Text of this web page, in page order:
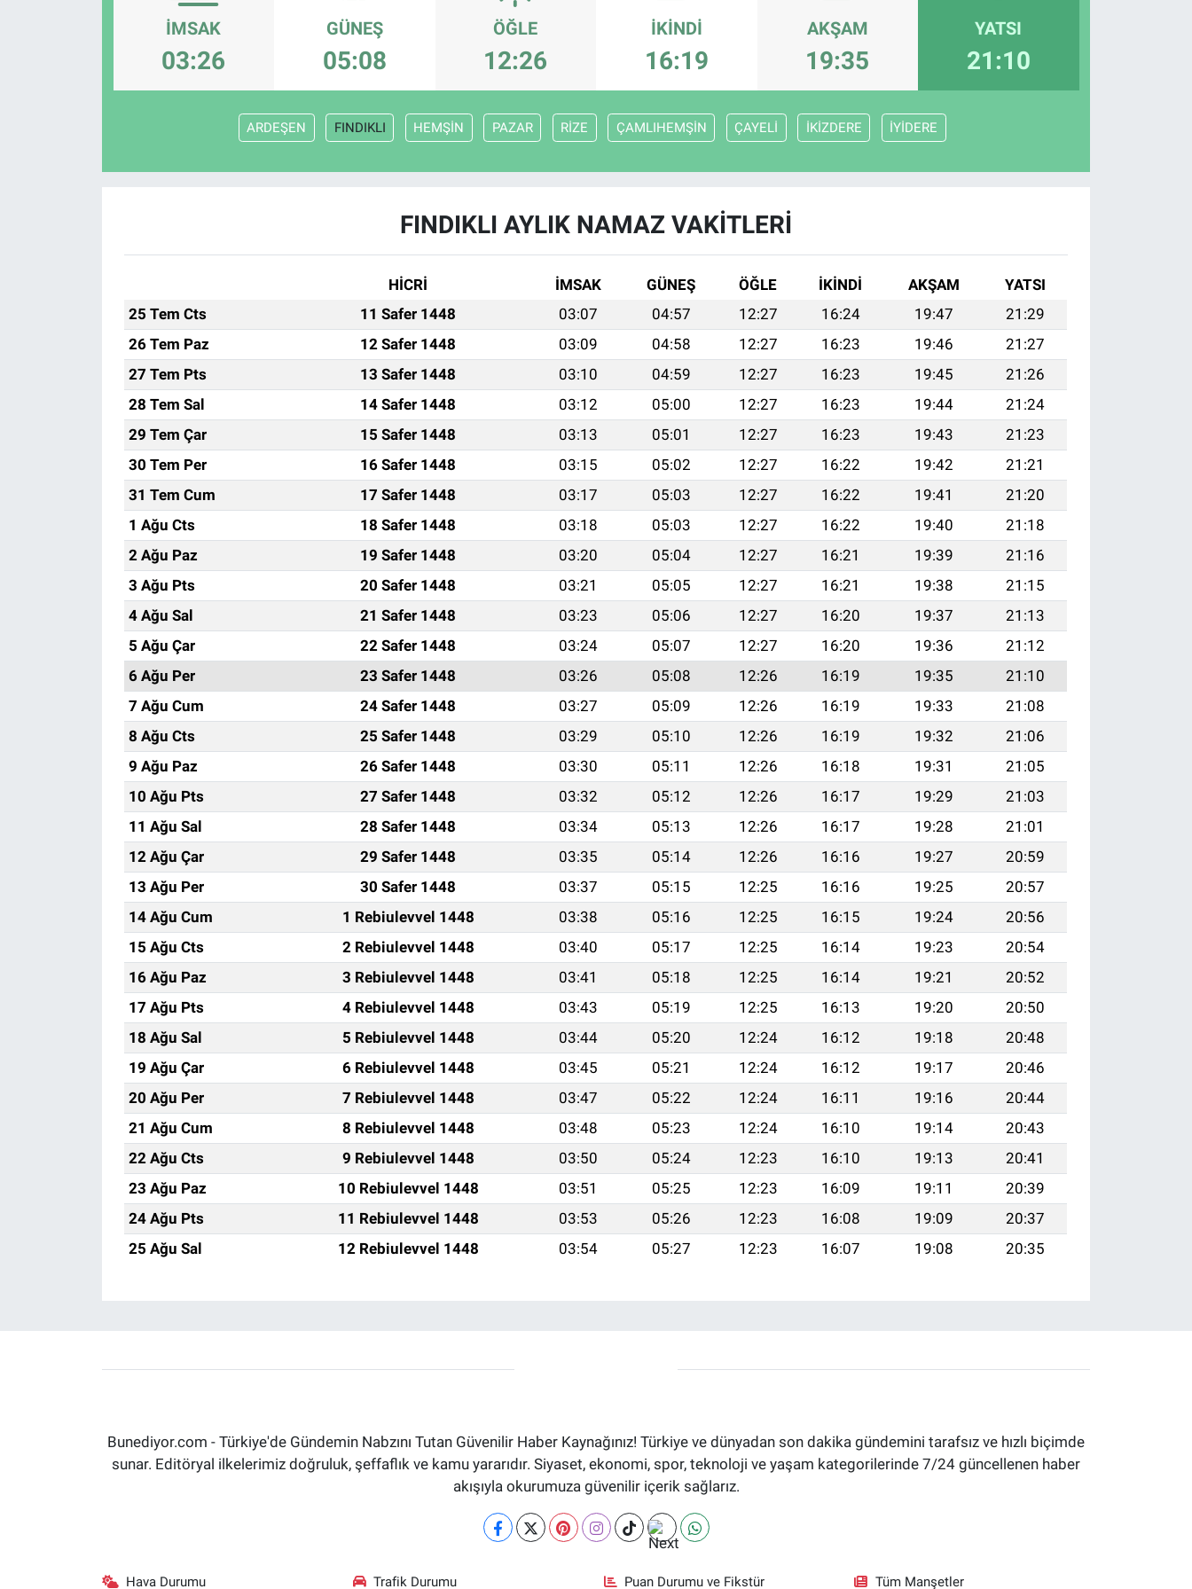
İMSAK
03:26
GÜNEŞ
05:08
ÖĞLE
12:26
İKINDI
16:19
AKŞAM
19:35
YATSI
21:10
ARDEŞEN FINDIKLI HEMŞİN PAZAR RİZE ÇAMLIHEMŞİN ÇAYELİ İKİZDERE İYİDERE
FINDIKLI AYLIK NAMAZ VAKITLERI
HİCRİ İMSAK GÜNEŞ ÖĞLE İKINDI AKŞAM
YATSI
25 Tem Cts
11 Safer 1448 03:07 04:57 12:27 16:24 19:47
21:29
26 Tem Paz
12 Safer 1448 03:09 04:58 12:27 16:23 19:46
21:27
27 Tem Pts
13 Safer 1448 03:10 04:59 12:27 16:23 19:45
21:26
28 Tem Sal
14 Safer 1448 03:12 05:00 12:27 16:23 19:44
21:24
29 Tem Çar
15 Safer 1448 03:13 05:01 12:27 16:23 19:43
21:23
30 Tem Per
16 Safer 1448 03:15 05:02 12:27 16:22 19:42
21:21
31 Tem Cum
17 Safer 1448 03:17 05:03 12:27 16:22 19:41
21:20
1 Ağu Cts
18 Safer 1448 03:18 05:03 12:27 16:22 19:40
21:18
2 Ağu Paz
19 Safer 1448 03:20 05:04 12:27 16:21 19:39
21:16
3 Ağu Pts
20 Safer 1448 03:21 05:05 12:27 16:21 19:38
21:15
4 Ağu Sal
21 Safer 1448 03:23 05:06 12:27 16:20 19:37
21:13
5 Ağu Çar
22 Safer 1448 03:24 05:07 12:27 16:20 19:36
21:12
6 Ağu Per
23 Safer 1448 03:26 05:08 12:26 16:19 19:35
21:10
7 Ağu Cum
24 Safer 1448 03:27 05:09 12:26 16:19 19:33
21:08
8 Ağu Cts
25 Safer 1448 03:29 05:10 12:26 16:19 19:32
21:06
9 Ağu Paz
26 Safer 1448 03:30 05:11 12:26 16:18 19:31
21:05
10 Ağu Pts
27 Safer 1448 03:32 05:12 12:26 16:17 19:29
21:03
11 Ağu Sal
28 Safer 1448 03:34 05:13 12:26 16:17 19:28
21:01
12 Ağu Çar
29 Safer 1448 03:35 05:14 12:26 16:16 19:27
20:59
13 Ağu Per
30 Safer 1448 03:37 05:15 12:25 16:16 19:25
20:57
14 Ağu Cum
1 Rebiulevvel 1448 03:38 05:16 12:25 16:15 19:24
20:56
15 Ağu Cts
2 Rebiulevvel 1448 03:40 05:17 12:25 16:14 19:23
20:54
16 Ağu Paz
3 Rebiulevvel 1448 03:41 05:18 12:25 16:14 19:21
20:52
17 Ağu Pts
4 Rebiulevvel 1448 03:43 05:19 12:25 16:13 19:20
20:50
18 Ağu Sal
5 Rebiulevvel 1448 03:44 05:20 12:24 16:12 19:18
20:48
19 Ağu Çar
6 Rebiulevvel 1448 03:45 05:21 12:24 16:12 19:17
20:46
20 Ağu Per
7 Rebiulevvel 1448 03:47 05:22 12:24 16:11 19:16
20:44
21 Ağu Cum
8 Rebiulevvel 1448 03:48 05:23 12:24 16:10 19:14
20:43
22 Ağu Cts
9 Rebiulevvel 1448 03:50 05:24 12:23 16:10 19:13
20:41
23 Ağu Paz
10 Rebiulevvel 1448 03:51 05:25 12:23 16:09 19:11
20:39
24 Ağu Pts
11 Rebiulevvel 1448 03:53 05:26 12:23 16:08 19:09
20:37
25 Ağu Sal
12 Rebiulevvel 1448 03:54 05:27 12:23 16:07 19:08 20:35
Bunediyor.com - Türkiye'de Gündemin Nabzını Tutan Güvenilir Haber Kaynağınız! Türkiye ve dünyadan son dakika gündemini tarafsız ve hızlı biçimde
sunar. Editöryal ilkelerimiz doğruluk, şeffaflık ve kamu yararıdır. Siyaset, ekonomi, spor, teknoloji ve yaşam kategorilerinde 7/24 güncellenen haber
akışıyla okurumuza güvenilir içerik sağlarız.
Hava Durumu Trafik Durumu Puan Durumu ve Fikstür Tüm Manşetler
Tv Medya